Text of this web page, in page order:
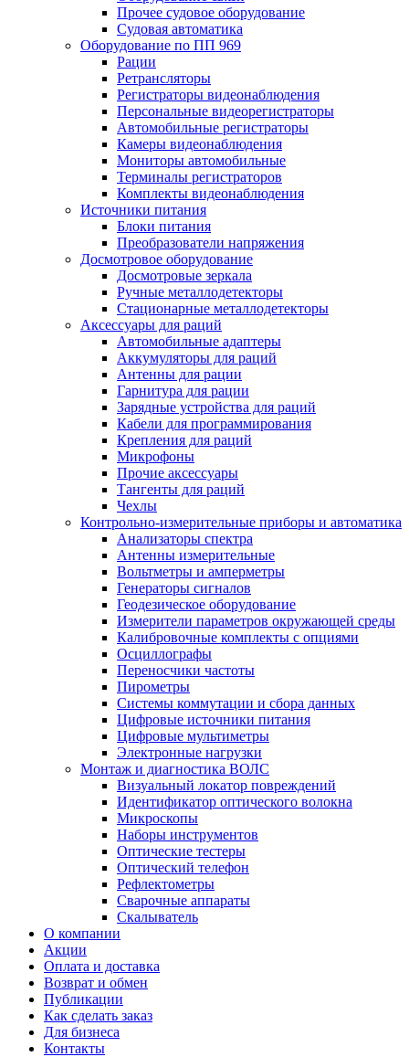
Прочее судовое оборудование
Судовая автоматика
Оборудование по ПП 969
Рации
Ретрансляторы
Регистраторы видеонаблюдения
Персональные видеорегистраторы
Автомобильные регистраторы
Камеры видеонаблюдения
Мониторы автомобильные
Терминалы регистраторов
Комплекты видеонаблюдения
Источники питания
Блоки питания
Преобразователи напряжения
Досмотровое оборудование
Досмотровые зеркала
Ручные металлодетекторы
Стационарные металлодетекторы
Аксессуары для раций
Автомобильные адаптеры
Аккумуляторы для раций
Антенны для рации
Гарнитура для рации
Зарядные устройства для раций
Кабели для программирования
Крепления для раций
Микрофоны
Прочие аксессуары
Тангенты для раций
Чехлы
Контрольно-измерительные приборы и автоматика
Анализаторы спектра
Антенны измерительные
Вольтметры и амперметры
Генераторы сигналов
Геодезическое оборудование
Измерители параметров окружающей среды
Калибровочные комплекты с опциями
Осциллографы
Переносчики частоты
Пирометры
Системы коммутации и сбора данных
Цифровые источники питания
Цифровые мультиметры
Электронные нагрузки
Монтаж и диагностика ВОЛС
Визуальный локатор повреждений
Идентификатор оптического волокна
Микроскопы
Наборы инструментов
Оптические тестеры
Оптический телефон
Рефлектометры
Сварочные аппараты
Скалыватель
О компании
Акции
Оплата и доставка
Возврат и обмен
Публикации
Как сделать заказ
Для бизнеса
Контакты